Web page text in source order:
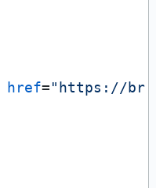
href="https://